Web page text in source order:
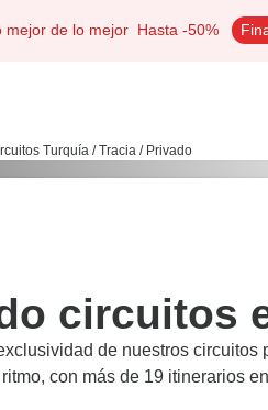
mejor de lo mejor Hasta -50%
Turquía / Tracia / Privado
circuitos
de nuestros circuitos
con más de 19 itinerarios